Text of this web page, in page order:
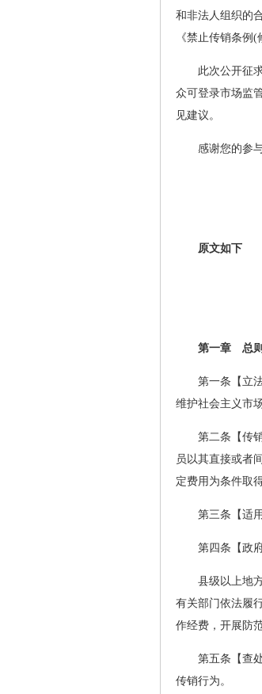
和非法人组织的
《禁止传销条例
此次公开征
众可登录市场监
见建议。
感谢您的参
原文如下
第一章 总则
第一条【立
维护社会主义市
第二条【传
员以其直接或者
定费用为条件取
第三条【适
第四条【政
县级以上地
有关部门依法履
作经费，开展防
第五条【查
传销行为。